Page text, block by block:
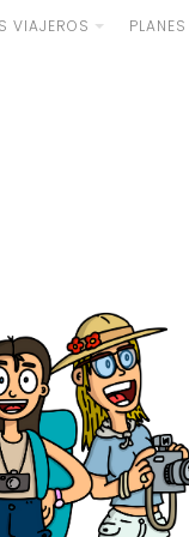
VIAJEROS